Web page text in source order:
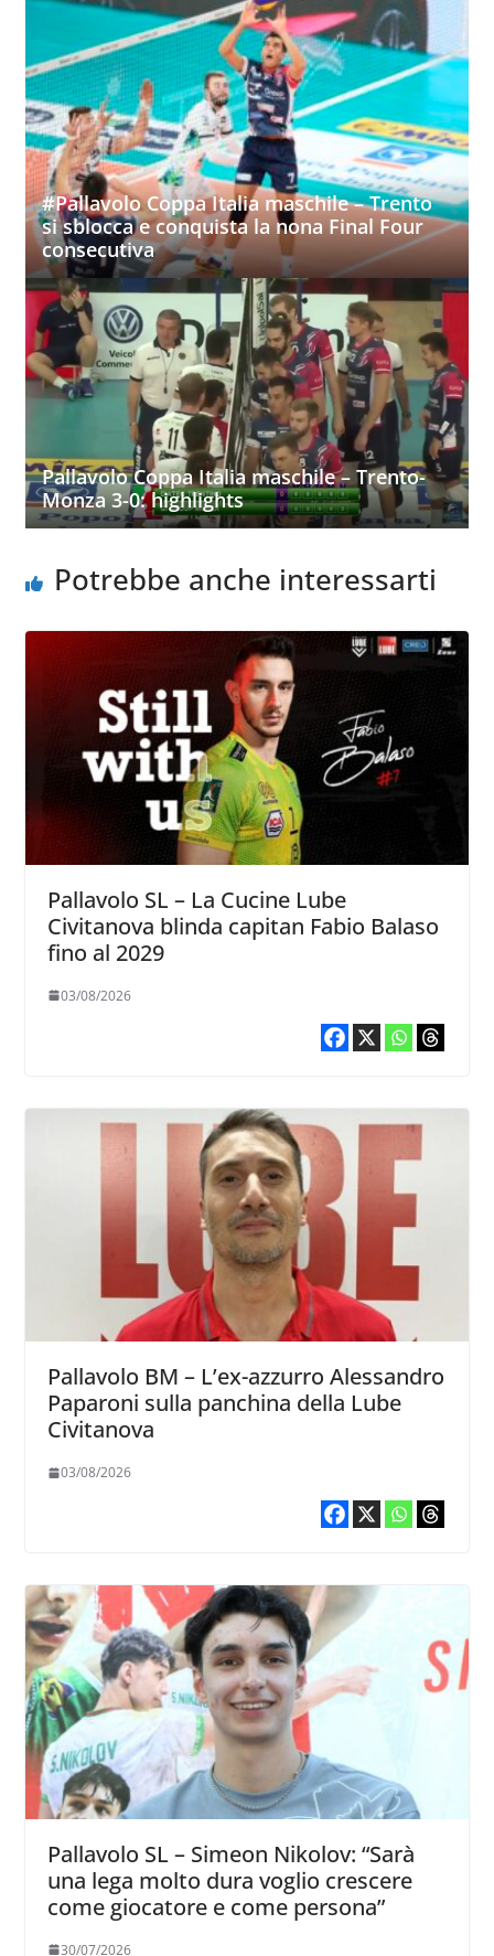
#Pallavolo Coppa Italia maschile – Trento
si sblocca e conquista la nona Final Four
consecutiva
Pallavolo Coppa Italia maschile – Trento-
Monza 3-0: highlights
Potrebbe anche interessarti
Pallavolo SL – La Cucine Lube
Civitanova blinda capitan Fabio Balaso
fino al 2029
03/08/2026
Pallavolo BM – L’ex-azzurro Alessandro
Paparoni sulla panchina della Lube
Civitanova
03/08/2026
Pallavolo SL – Simeon Nikolov: “Sarà
una lega molto dura voglio crescere
come giocatore e come persona”
30/07/2026